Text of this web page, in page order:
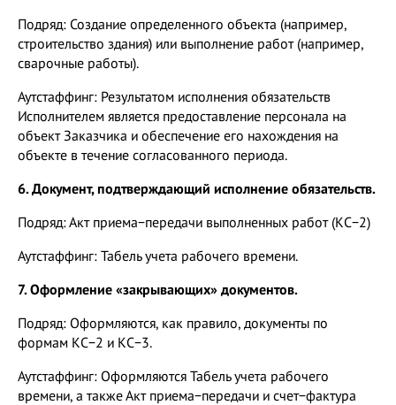
Подряд: Создание определенного объекта (например,
строительство здания) или выполнение работ (например,
сварочные работы).
Аутстаффинг: Результатом исполнения обязательств
Исполнителем является предоставление персонала на
объект Заказчика и обеспечение его нахождения на
объекте в течение согласованного периода.
6. Документ, подтверждающий исполнение обязательств.
Подряд: Акт приема−передачи выполненных работ (КС−2)
Аутстаффинг: Табель учета рабочего времени.
7. Оформление «закрывающих» документов.
Подряд: Оформляются, как правило, документы по
формам КС−2 и КС−3.
Аутстаффинг: Оформляются Табель учета рабочего
времени, а также Акт приема−передачи и счет−фактура